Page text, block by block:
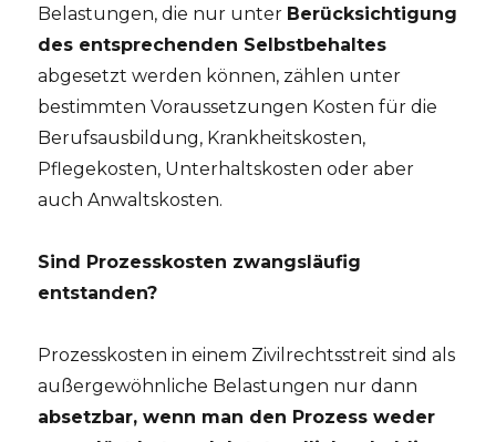
Belastungen, die nur unter Berücksichtigung
des entsprechenden Selbstbehaltes
abgesetzt werden können, zählen unter
bestimmten Voraussetzungen Kosten für die
Berufsausbildung, Krankheitskosten,
Pflegekosten, Unterhaltskosten oder aber
auch Anwaltskosten.
Sind Prozesskosten zwangsläufig
entstanden?
Prozesskosten in einem Zivilrechtsstreit sind als
außergewöhnliche Belastungen nur dann
absetzbar, wenn man den Prozess weder